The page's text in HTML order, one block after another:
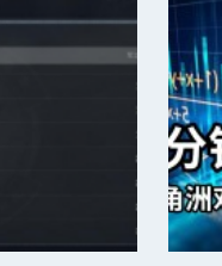
“剩饭”），若
间并降低撤离失
为理想结果。